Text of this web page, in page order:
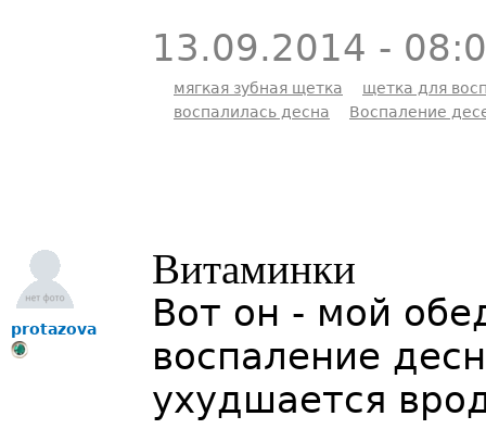
13.09.2014 -
мягкая зубная щетка
щетка для
воспалилась десна
Воспаление
protazova
Витаминки
Вот он - мой
воспаление
ухудшается